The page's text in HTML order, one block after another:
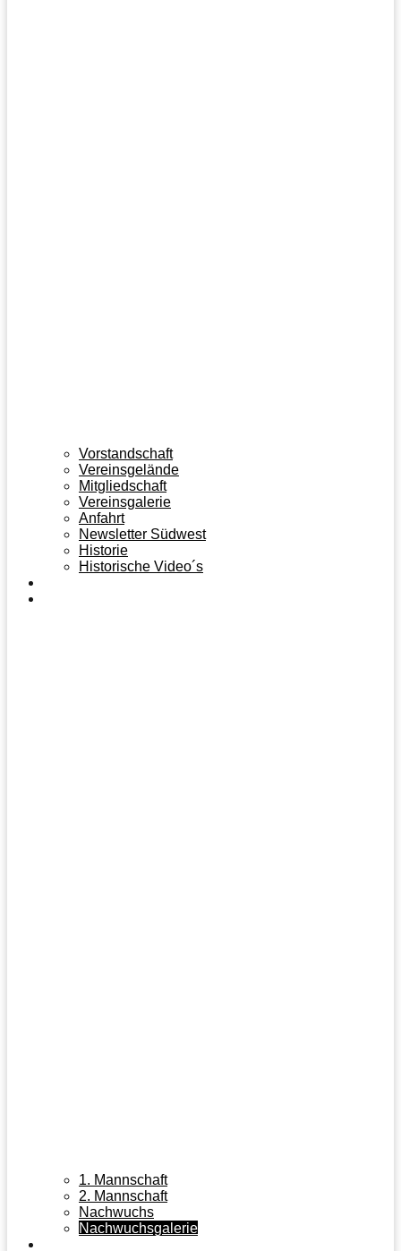
Vorstandschaft
Vereinsgelände
Mitgliedschaft
Vereinsgalerie
Anfahrt
Newsletter Südwest
Historie
Historische Video´s
1. Mannschaft
2. Mannschaft
Nachwuchs
Nachwuchsgalerie